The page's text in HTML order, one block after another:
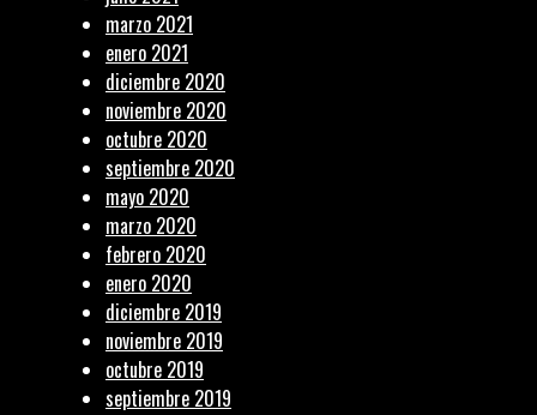
marzo 2021
enero 2021
diciembre 2020
noviembre 2020
octubre 2020
septiembre 2020
mayo 2020
marzo 2020
febrero 2020
enero 2020
diciembre 2019
noviembre 2019
octubre 2019
septiembre 2019